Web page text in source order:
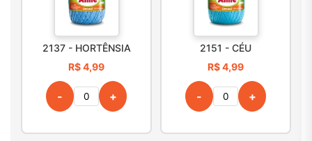
2137 - HORTÊNSIA
R$ 4,99
- +
2151 - CÉU
R$ 4,99
- +